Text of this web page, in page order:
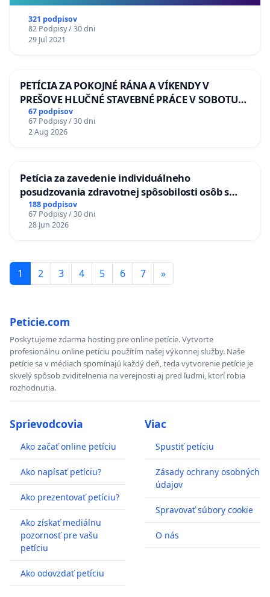
321 podpisov
82 Podpisy / 30 dni
29 Jul 2021
PETÍCIA ZA POKOJNÉ RÁNA A VÍKENDY V
PREŠOVE HLUČNÉ STAVEBNÉ PRÁCE V SOBOTU
LEN OD 9.00 DO 13.00 HOD., CEZ PRACOVNÝ
TÝŽDEŇ CIEĽ 8.00 – 18.00 HOD. A PRAVIDELNÁ
KONTROLA STAVBY C-AREA NA
67 podpisov
67 Podpisy / 30 dni
2 Aug 2026
Petícia za zavedenie individuálneho
posudzovania zdravotnej spôsobilosti osôb s
diabetom 1. a 2. typu pri prijímaní do
Policajného zboru SR
188 podpisov
67 Podpisy / 30 dni
28 Jun 2026
1 2 3 4 5 6 7 »
Peticie.com
Poskytujeme zdarma hosting pre online petície. Vytvorte
profesionálnu online petíciu použítím našej výkonnej služby. Naše
petície sa v médiach spomínajú každý deň, teda vytvorenie petície je
skvelý spôsob zviditelnenia na verejnosti aj pred ľudmi, ktorí robia
rozhodnutia.
Sprievodcovia
Ako začať online petíciu
Ako napísať petíciu?
Ako prezentovať petíciu?
Ako získať mediálnu
pozornosť pre vašu
petíciu
Ako odovzdať petíciu
Viac
Spustiť petíciu
Zásady ochrany osobných
údajov
Spravovať súbory cookie
O nás